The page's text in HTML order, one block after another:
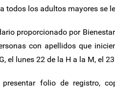
todos los adultos mayores se
proporcionado por
con apellidos que
el lunes 22 de la H a la M, el
presentar folio de registro,